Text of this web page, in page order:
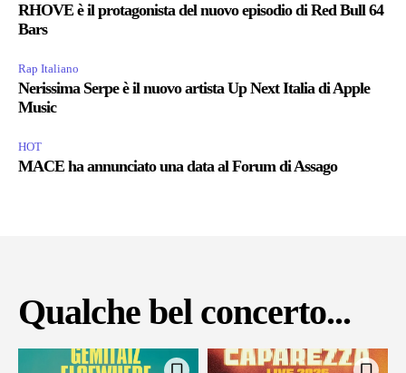
RHOVE è il protagonista del nuovo episodio di Red Bull 64
Bars
Rap Italiano
Nerissima Serpe è il nuovo artista Up Next Italia di Apple
Music
HOT
MACE ha annunciato una data al Forum di Assago
Qualche bel concerto...